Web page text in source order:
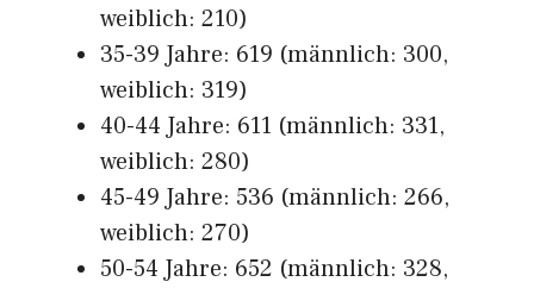
weiblich: 210)
35-39 Jahre: 619 (männlich: 300,
weiblich: 319)
40-44 Jahre: 611 (männlich: 331,
weiblich: 280)
45-49 Jahre: 536 (männlich: 266,
weiblich: 270)
50-54 Jahre: 652 (männlich: 328,